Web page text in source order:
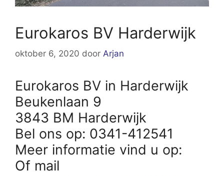
Eurokaros BV Harderwijk
oktober 6, 2020 door Arjan
Eurokaros BV in Harderwijk
Beukenlaan 9
3843 BM Harderwijk
Bel ons op: 0341-412541
Meer informatie vind u op:
Of mail